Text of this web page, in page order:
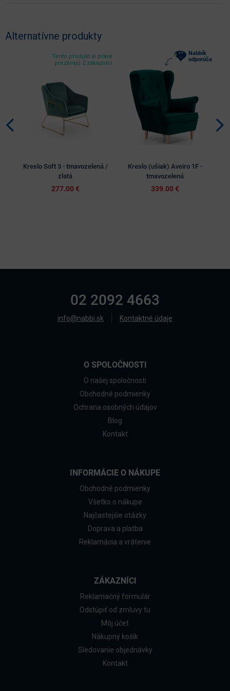
Alternatívne produkty
Tento produkt si práve
prezerajú 2 zákazníci
Kreslo Soft 3 - tmavozelená /
zlatá
277.00 €
Nabbík
odporúča
Kreslo (ušiak) Aveiro 1F -
tmavozelená
339.00 €
02 2092 4663
info@nabbi.sk Kontaktné údaje
O SPOLOČNOSTI
O našej spoločnosti
Obchodné podmienky
Ochrana osobných údajov
Blog
Kontakt
INFORMÁCIE O NÁKUPE
Obchodné podmienky
Všetko o nákupe
Najčastejšie otázky
Doprava a platba
Reklamácia a vrátenie
ZÁKAZNÍCI
Reklamačný formulár
Odstúpiť od zmluvy tu
Môj účet
Nákupný košík
Sledovanie objednávky
Kontakt